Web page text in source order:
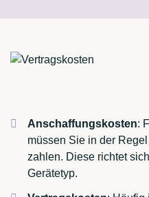
Anschaffungskosten:
müssen Sie in der
zahlen. Diese richtet
Gerätetyp.